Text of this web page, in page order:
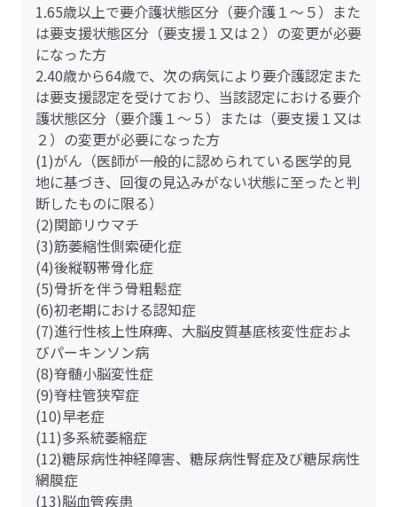
1.65歳以上で要介護状態区分（要介護１～５）また
は要支援状態区分（要支援１又は２）の変更が必要
になった方
2.40歳から64歳で、次の病気により要介護認定また
は要支援認定を受けており、当該認定における要介
護状態区分（要介護１～５）または（要支援１又は
２）の変更が必要になった方
(1)がん（医師が一般的に認められている医学的見
地に基づき、回復の見込みがない状態に至ったと判
断したものに限る）
(2)関節リウマチ
(3)筋萎縮性側索硬化症
(4)後縦靱帯骨化症
(5)骨折を伴う骨粗鬆症
(6)初老期における認知症
(7)進行性核上性麻痺、大脳皮質基底核変性症およ
びパーキンソン病
(8)脊髄小脳変性症
(9)脊柱管狭窄症
(10)早老症
(11)多系統萎縮症
(12)糖尿病性神経障害、糖尿病性腎症及び糖尿病性
網膜症
(13)脳血管疾患